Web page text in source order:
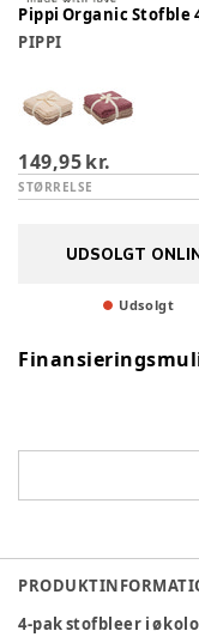
Pippi Organic Stofble
PIPPI
149,95 kr.
STØRRELSE
UDSOLGT
Udsolgt
4-pak stofbleer i